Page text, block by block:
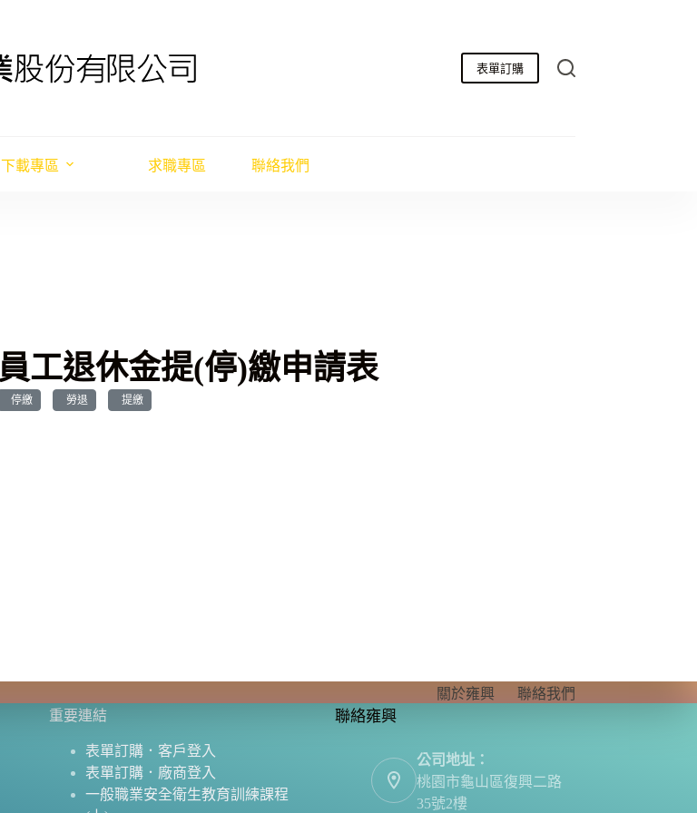
表單訂購
下載專區 求職專區 聯絡我們
員工退休金提(停)繳申請表
停繳 勞退 提繳
關於雍興
聯絡我們
重要連結
表單訂購．客戶登入
表單訂購．廠商登入
一般職業安全衛生教育訓練課程
聯絡雍興
公司地址：
桃園市龜山區復興二路
35號2樓